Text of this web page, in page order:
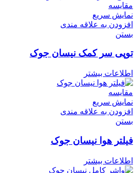
مقایسه
نمایش سریع
افزودن به علاقه مندی
بستن
توپی سر کمک نیسان جوک
اطلاعات بیشتر
مقایسه
نمایش سریع
افزودن به علاقه مندی
بستن
فیلتر هوا نیسان جوک
اطلاعات بیشتر